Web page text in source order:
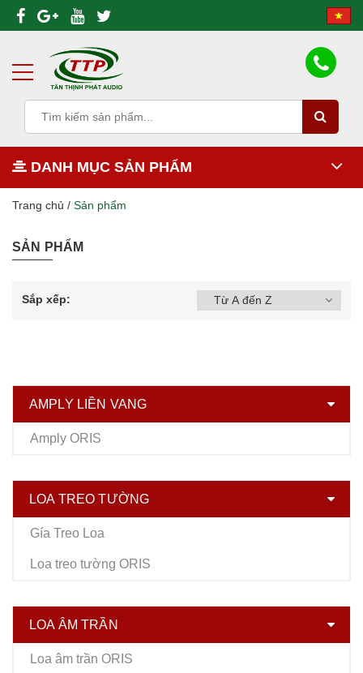
DANH MỤC SẢN PHẨM
Trang chủ / Sản phẩm
SẢN PHẨM
Sắp xếp:
AMPLY LIỀN VANG
Amply ORIS
LOA TREO TƯỜNG
Gía Treo Loa
Loa treo tường ORIS
LOA ÂM TRẦN
Loa âm trần ORIS